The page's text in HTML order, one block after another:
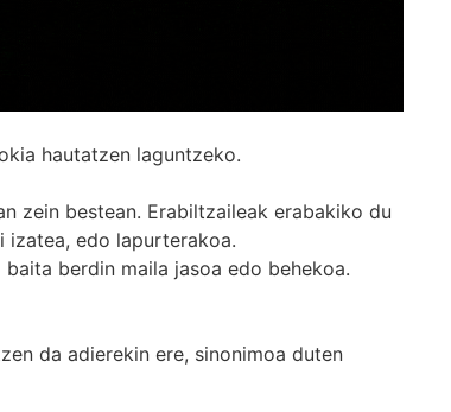
hautatzen laguntzeko.
zein bestean. Erabiltzaileak erabakiko du
izatea, edo lapurterakoa.
berdin maila jasoa edo behekoa.
da adierekin ere, sinonimoa duten